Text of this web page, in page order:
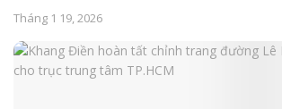
Tháng 1 19, 2026